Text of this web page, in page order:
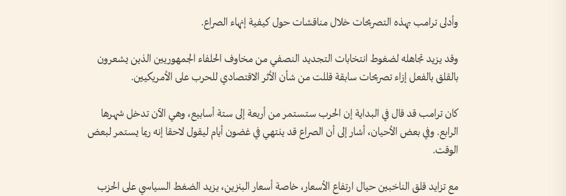
وأدلى ترامب بهذه التصريحات خلال مناقشات حول كيفية إنهاء الصراع.
وقد يزيد تجاهله لضغوط انتخابات التجديد النصفي ‌من مخاوف الحلفاء الجمهوريين الذين يشعرون
بالقلق بالفعل إزاء تصريحات سابقة قللت من شأن الأثر الاقتصادي للحرب على الأمريكيين.
كان ترامب قد قال ‌في البداية إن الحرب ستستمر من أربعة إلى ‌ستة أسابيع، وهي الآن تدخل شهرها
الرابع. وفي بعض الأحيان، ‌أشار إلى أن الصراع قد ‌ينتهي في غضون أيام ليقول لاحقا إنه ربما يستمر لبعض
الوقت.
مع تزايد قلق الناخبين ​حيال ارتفاع الأسعار، ‌خاصة أسعار البنزين، يزيد ​الضغط السياسي على الحزب